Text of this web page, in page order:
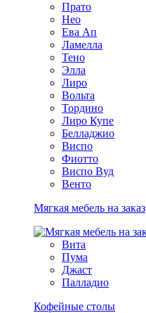
Прато
Нео
Ева Ап
Ламелла
Тено
Элла
Лиро
Вольта
Тордино
Лиро Купе
Белладжио
Виспо
Фиотто
Виспо Вуд
Венто
Мягкая мебель на заказ
Вита
Пума
Джаст
Палладио
Кофейные столы